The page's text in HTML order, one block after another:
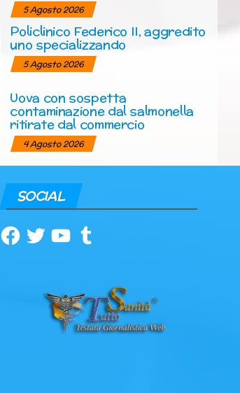
5 Agosto 2026
Policlinico Federico II, aggredito
uno specializzando
5 Agosto 2026
Uova con sospetta
contaminazione dal salmonella
ritirate dal commercio
4 Agosto 2026
SOCIAL
Facebook
TwitterYouTubeTumblr